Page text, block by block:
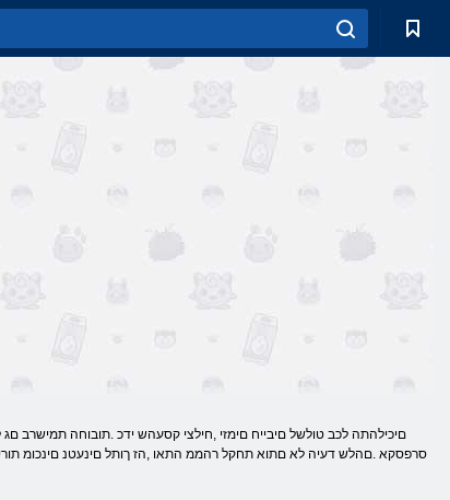
סרפסקא .םהלש דעיה לא םתוא תחקל רהממ התאו ,הז ךותל םינעטנ םינכומ